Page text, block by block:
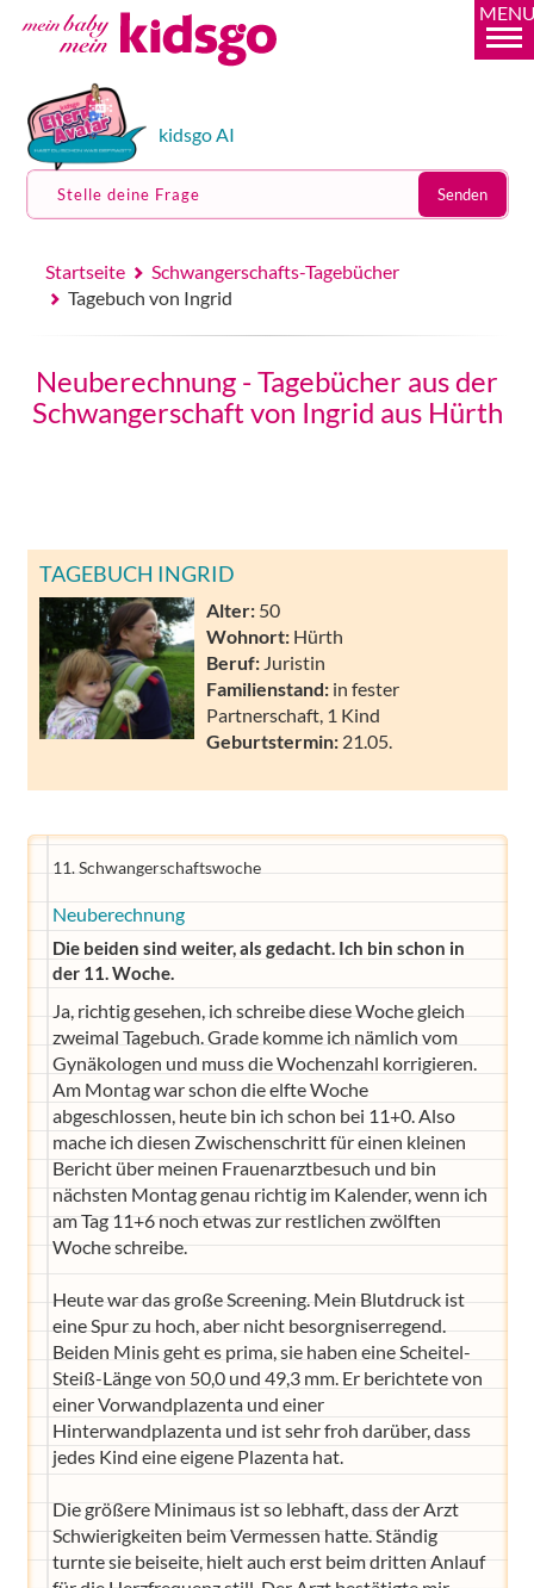
kidsgo AI
Stelle deine Frage Senden
Startseite
Schwangerschafts-Tagebücher
Tagebuch von Ingrid
Neuberechnung - Tagebücher aus der
Schwangerschaft von Ingrid aus Hürth
TAGEBUCH INGRID
Alter: 50
Wohnort: Hürth
Beruf: Juristin
Familienstand: in fester
Partnerschaft, 1 Kind
Geburtstermin: 21.05.
11. Schwangerschaftswoche
Neuberechnung
Die beiden sind weiter, als gedacht. Ich bin schon in
der 11. Woche.
Ja, richtig gesehen, ich schreibe diese Woche gleich
zweimal Tagebuch. Grade komme ich nämlich vom
Gynäkologen und muss die Wochenzahl korrigieren.
Am Montag war schon die elfte Woche
abgeschlossen, heute bin ich schon bei 11+0. Also
mache ich diesen Zwischenschritt für einen kleinen
Bericht über meinen Frauenarztbesuch und bin
nächsten Montag genau richtig im Kalender, wenn ich
am Tag 11+6 noch etwas zur restlichen zwölften
Woche schreibe.
Heute war das große Screening. Mein Blutdruck ist
eine Spur zu hoch, aber nicht besorgniserregend.
Beiden Minis geht es prima, sie haben eine Scheitel-
Steiß-Länge von 50,0 und 49,3 mm. Er berichtete von
einer Vorwandplazenta und einer
Hinterwandplazenta und ist sehr froh darüber, dass
jedes Kind eine eigene Plazenta hat.
Die größere Minimaus ist so lebhaft, dass der Arzt
Schwierigkeiten beim Vermessen hatte. Ständig
turnte sie beiseite, hielt auch erst beim dritten Anlauf